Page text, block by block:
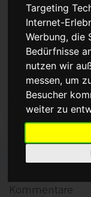
Targeting
Internet-
Werbung, die
Bedürfnisse
nutzen wir
messen, um
Besucher
weiter zu
ASV
1:9vom
Ein klarer Sieg
holten Krams 2:0,
Mattern 1:0 sowie die
Zurück
Kommentare